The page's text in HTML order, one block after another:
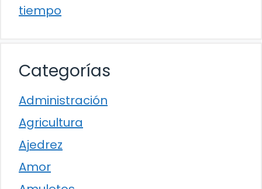
tiempo
Categorías
Administración
Agricultura
Ajedrez
Amor